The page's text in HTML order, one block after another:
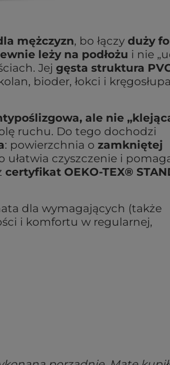
mężczyzn, bo łączy duży
leży na podłożu i nie
Jej gęsta struktura
bioder, łokci i
ale nie
ruchu. Do tego dochodzi
: powierzchnia o zamkniętej
ułatwia czyszczenie i
certyfikat OEKO-TEX®
dla wymagających (także
i komfortu w regularnej,